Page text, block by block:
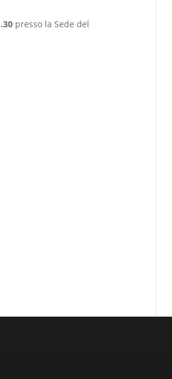
presso la Sede del